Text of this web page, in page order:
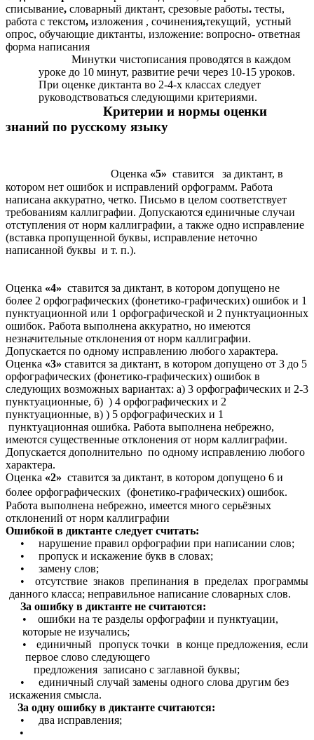
списывание, словарный диктант, срезовые работы. тесты,
работа с текстом, изложения , сочинения,текущий, устный
опрос, обучающие диктанты, изложение: вопросно- ответная
форма написания
Минутки чистописания проводятся в каждом
уроке до 10 минут, развитие речи через 10-15 уроков.
При оценке диктанта во 2-4-х классах следует
руководствоваться следующими критериями.
Критерии и нормы оценки
знаний по русскому языку
Оценка «5» ставится за диктант, в
котором нет ошибок и исправлений орфограмм. Работа
написана аккуратно, четко. Письмо в целом соответствует
требованиям каллиграфии. Допускаются единичные случаи
отступления от норм каллиграфии, а также одно исправление
(вставка пропущенной буквы, исправление неточно
написанной буквы и т. п.).
Оценка «4» ставится за диктант, в котором допущено не
более 2 орфографических (фонетико-графических) ошибок и 1
пунктуационной или 1 орфографической и 2 пунктуационных
ошибок. Работа выполнена аккуратно, но имеются
незначительные отклонения от норм каллиграфии.
Допускается по одному исправлению любого характера.
Оценка «3» ставится за диктант, в котором допущено от 3 до 5
орфографических (фонетико-графических) ошибок в
следующих возможных вариантах: а) 3 орфографических и 2-3
пунктуационные, б) ) 4 орфографических и 2
пунктуационные, в) ) 5 орфографических и 1
пунктуационная ошибка. Работа выполнена небрежно,
имеются существенные отклонения от норм каллиграфии.
Допускается дополнительно по одному исправлению любого
характера.
Оценка «2» ставится за диктант, в котором допущено 6 и
более орфографических (фонетико-графических) ошибок.
Работа выполнена небрежно, имеется много серьёзных
отклонений от норм каллиграфии
Ошибкой в диктанте следует считать:
• нарушение правил орфографии при написании слов;
• пропуск и искажение букв в словах;
• замену слов;
• отсутствие знаков препинания в пределах программы
данного класса; неправильное написание словарных слов.
За ошибку в диктанте не считаются:
• ошибки на те разделы орфографии и пунктуации,
которые не изучались;
• единичный пропуск точки в конце предложения, если
первое слово следующего
предложения записано с заглавной буквы;
• единичный случай замены одного слова другим без
искажения смысла.
За одну ошибку в диктанте считаются:
• два исправления;
•